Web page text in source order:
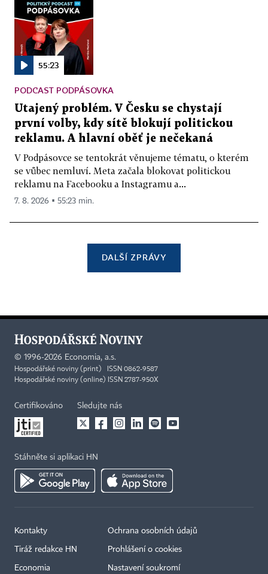
55:23
PODCAST PODPÁSOVKA
Utajený problém. V Česku se chystají
první volby, kdy sítě blokují politickou
reklamu. A hlavní oběť je nečekaná
V Podpásovce se tentokrát věnujeme tématu, o kterém
se vůbec nemluví. Meta začala blokovat politickou
reklamu na Facebooku a Instagramu a...
7. 8. 2026 ▪ 55:23 min.
DALŠÍ ZPRÁVY
© 1996-2026 Economia, a.s.
Hospodářské noviny (print) ISSN 0862-9587
Hospodářské noviny (online) ISSN 2787-950X
Certifikováno Sledujte nás
Stáhněte si aplikaci HN
Kontakty
Tiráž redakce HN
Economia
Ochrana osobních údajů
Prohlášení o cookies
Nastavení soukromí